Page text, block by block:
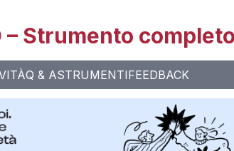
– Strumento
Q & ASTRUMENTIFEEDBACK